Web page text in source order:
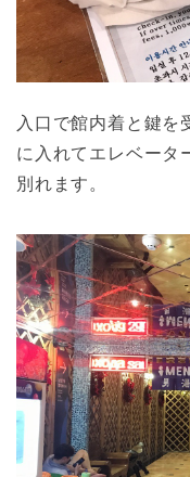
入口で館内着と鍵を
に入れてエレベータ
別れます。